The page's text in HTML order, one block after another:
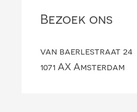
Bezoek ons
van baerlestraat 24
1071 AX Amsterdam